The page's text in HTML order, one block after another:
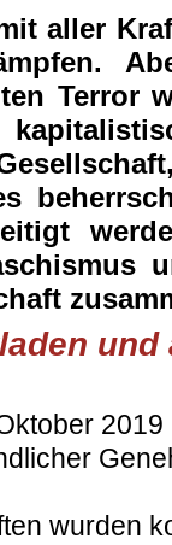
und
wurden
hinzu
Möller
unter einer